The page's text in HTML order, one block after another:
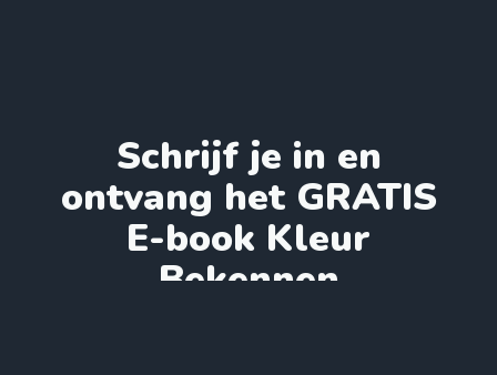
Schrijf je in en
ontvang het GRATIS
E-book Kleur
Bekennen